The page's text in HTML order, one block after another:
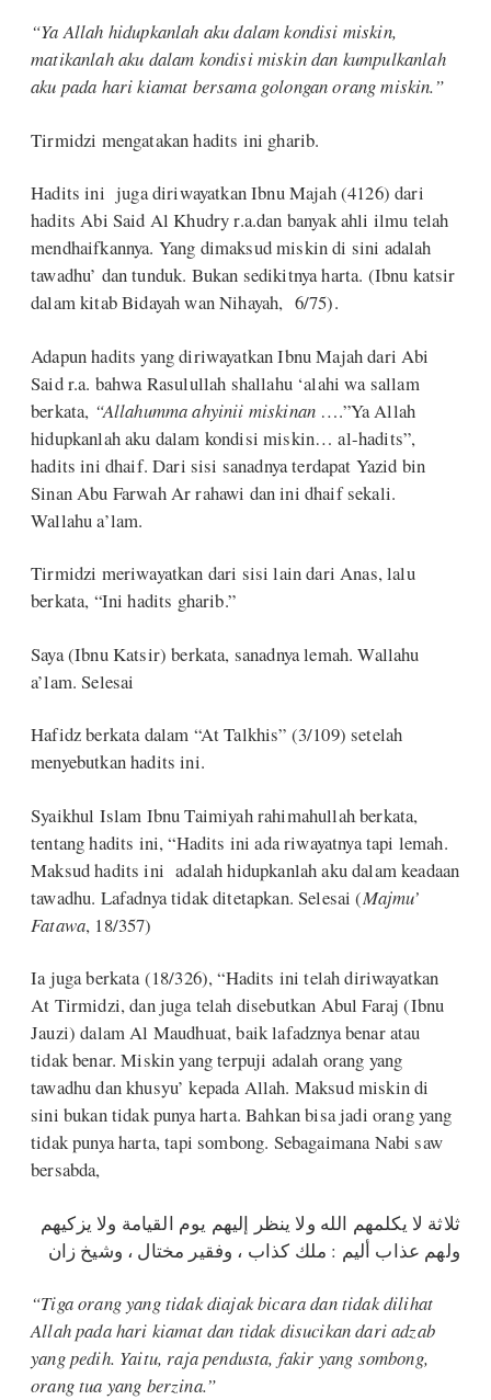
“Ya Allah hidupkanlah aku dalam kondisi miskin,
matikanlah aku dalam kondisi miskin dan kumpulkanlah
aku pada hari kiamat bersama golongan orang miskin.”
Tirmidzi mengatakan hadits ini gharib.
Hadits ini juga diriwayatkan Ibnu Majah (4126) dari
hadits Abi Said Al Khudry r.a.dan banyak ahli ilmu telah
mendhaifkannya. Yang dimaksud miskin di sini adalah
tawadhu’ dan tunduk. Bukan sedikitnya harta. (Ibnu katsir
dalam kitab Bidayah wan Nihayah, 6/75).
Adapun hadits yang diriwayatkan Ibnu Majah dari Abi
Said r.a. bahwa Rasulullah shallahu ‘alahi wa sallam
berkata, “Allahumma ahyinii miskinan ….”Ya Allah
hidupkanlah aku dalam kondisi miskin… al-hadits”,
hadits ini dhaif. Dari sisi sanadnya terdapat Yazid bin
Sinan Abu Farwah Ar rahawi dan ini dhaif sekali.
Wallahu a’lam.
Tirmidzi meriwayatkan dari sisi lain dari Anas, lalu
berkata, “Ini hadits gharib.”
Saya (Ibnu Katsir) berkata, sanadnya lemah. Wallahu
a’lam. Selesai
Hafidz berkata dalam “At Talkhis” (3/109) setelah
menyebutkan hadits ini.
Syaikhul Islam Ibnu Taimiyah rahimahullah berkata,
tentang hadits ini, “Hadits ini ada riwayatnya tapi lemah.
Maksud hadits ini adalah hidupkanlah aku dalam keadaan
tawadhu. Lafadnya tidak ditetapkan. Selesai (Majmu’
Fatawa, 18/357)
Ia juga berkata (18/326), “Hadits ini telah diriwayatkan
At Tirmidzi, dan juga telah disebutkan Abul Faraj (Ibnu
Jauzi) dalam Al Maudhuat, baik lafadznya benar atau
tidak benar. Miskin yang terpuji adalah orang yang
tawadhu dan khusyu’ kepada Allah. Maksud miskin di
sini bukan tidak punya harta. Bahkan bisa jadi orang yang
tidak punya harta, tapi sombong. Sebagaimana Nabi saw
bersabda,
ثلاثة لا يكلمهم الله ولا ينظر إليهم يوم القيامة ولا يزكيهم
ولهم عذاب أليم : ملك كذاب ، وفقير مختال ، وشيخ زان
“Tiga orang yang tidak diajak bicara dan tidak dilihat
Allah pada hari kiamat dan tidak disucikan dari adzab
yang pedih. Yaitu, raja pendusta, fakir yang sombong,
orang tua yang berzina.”